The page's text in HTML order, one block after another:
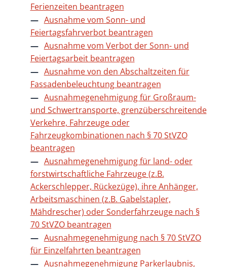
Ferienzeiten beantragen
Ausnahme vom Sonn- und
Feiertagsfahrverbot beantragen
Ausnahme vom Verbot der Sonn- und
Feiertagsarbeit beantragen
Ausnahme von den Abschaltzeiten für
Fassadenbeleuchtung beantragen
Ausnahmegenehmigung für Großraum-
und Schwertransporte, grenzüberschreitende
Verkehre, Fahrzeuge oder
Fahrzeugkombinationen nach § 70 StVZO
beantragen
Ausnahmegenehmigung für land- oder
forstwirtschaftliche Fahrzeuge (z.B.
Ackerschlepper, Rückezüge), ihre Anhänger,
Arbeitsmaschinen (z.B. Gabelstapler,
Mähdrescher) oder Sonderfahrzeuge nach §
70 StVZO beantragen
Ausnahmegenehmigung nach § 70 StVZO
für Einzelfahrten beantragen
Ausnahmegenehmigung Parkerlaubnis,